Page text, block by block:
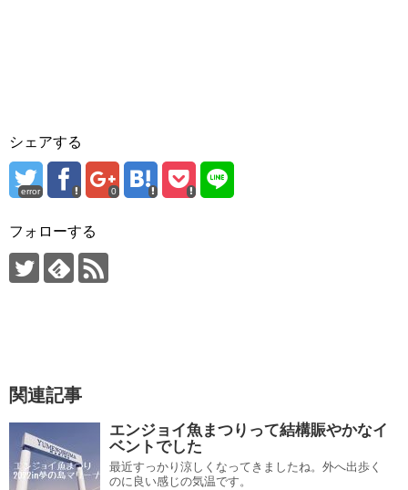
シェアする
error 0
フォローする
関連記事
エンジョイ魚まつりって結構賑やかなイ
ベントでした
最近すっかり涼しくなってきましたね。外へ出歩く
のに良い感じの気温です。